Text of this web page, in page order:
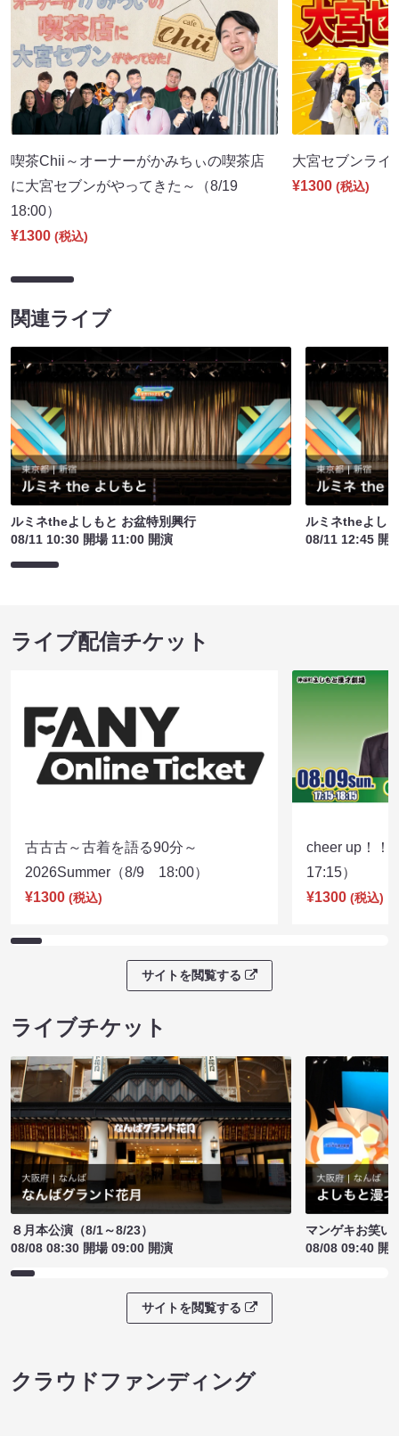
喫茶Chii～オーナーがかみちぃの喫茶店
に大宮セブンがやってきた～（8/19
18:00）
¥1300 (税込)
大宮セブンラ
¥1300 (税込)
関連ライブ
ルミネtheよしもと お盆特別興行
08/11 10:30 開場 11:00 開演
ルミネtheよし
08/11 12:45 開
ライブ配信チケット
古古古～古着を語る90分～
2026Summer（8/9 18:00）
¥1300 (税込)
cheer up！
17:15）
¥1300 (税込)
サイトを閲覧する
ライブチケット
８月本公演（8/1～8/23）
08/08 08:30 開場 09:00 開演
マンゲキお笑い
08/08 09:40 開
サイトを閲覧する
クラウドファンディング